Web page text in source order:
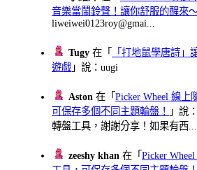
音樂當鬧鈴聲！讓你舒服的醒來
liweiwei0123roy@gmai...
Tugy 在「
「打地鼠學唐詩」
遊戲 」說：uugi
Aston 在「Picker Wheel 線上
可保存多個不同主題輪盤！
」說
轉盤工具，謝謝分享！如果有西...
zeeshy khan 在「Picker